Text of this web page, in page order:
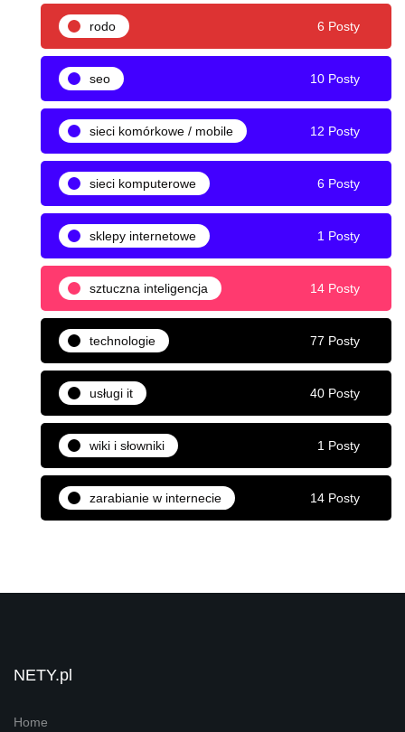
rodo 6 Posty
seo 10 Posty
sieci komórkowe / mobile 12 Posty
sieci komputerowe 6 Posty
sklepy internetowe 1 Posty
sztuczna inteligencja 14 Posty
technologie 77 Posty
usługi it 40 Posty
wiki i słowniki 1 Posty
zarabianie w internecie 14 Posty
NETY.pl
Home